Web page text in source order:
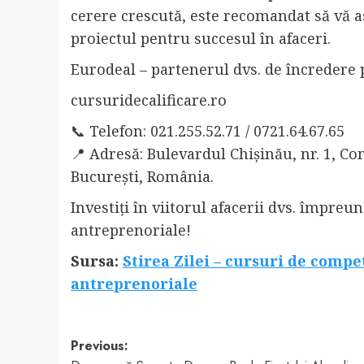
cerere crescută, este recomandat să
proiectul pentru succesul în afaceri.
Eurodeal – partenerul dvs. de
cursuridecalificare.ro
📞 Telefon: 021.255.52.71 / 0721.64.67.65
📍 Adresă: Bulevardul Chișinău, nr. 1,
București, România.
Investiți în viitorul afacerii dvs.
antreprenoriale!
Sursa: Stirea Zilei – cursuri de
antreprenoriale
Post
Previous: